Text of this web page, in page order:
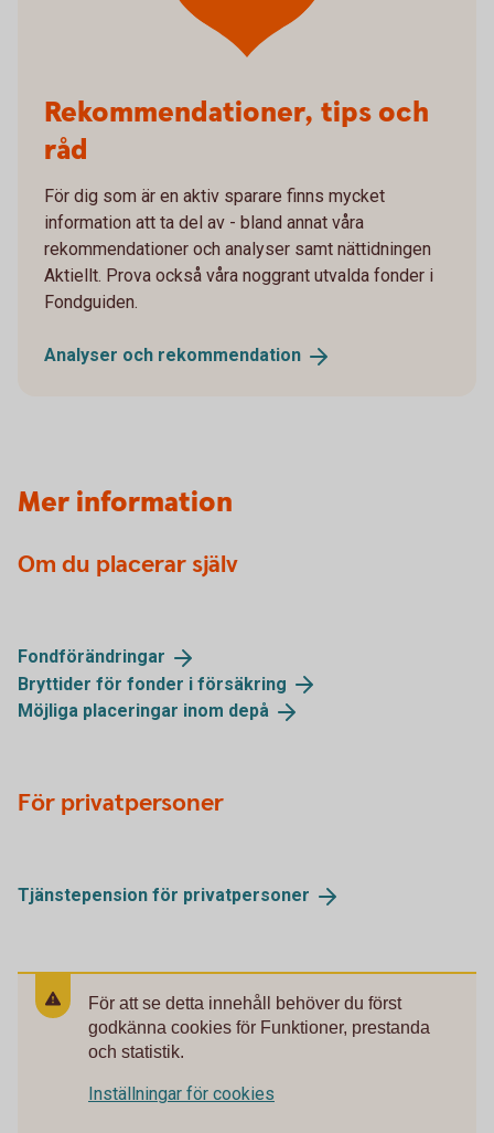
Rekommendationer, tips och
råd
För dig som är en aktiv sparare finns mycket
information att ta del av - bland annat våra
rekommendationer och analyser samt nättidningen
Aktiellt. Prova också våra noggrant utvalda fonder i
Fondguiden.
Analyser och rekommendation
Mer information
Om du placerar själv
Fondförändringar
Bryttider för fonder i försäkring
Möjliga placeringar inom depå
För privatpersoner
Tjänstepension för privatpersoner
För att se detta innehåll behöver du först
godkänna cookies för Funktioner, prestanda
och statistik.
Inställningar för cookies